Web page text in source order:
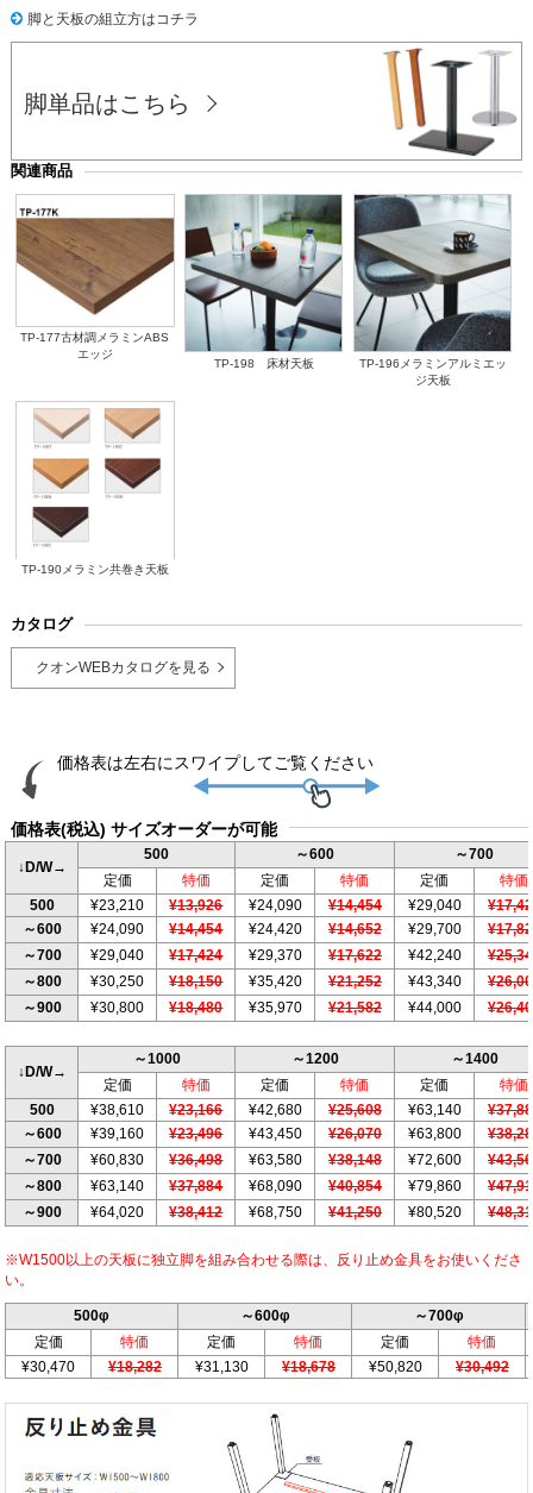
脚と天板の組立方はコチラ
脚単品はこちら
関連商品
TP-177古材調メラミンABS
エッジ
TP-198 床材天板
TP-196メラミンアルミエッ
ジ天板
TP-190メラミン共巻き天板
カタログ
クオンWEBカタログを見る
価格表(税込) サイズオーダーが可能
↓D/W→
500 ～600
～700
定価
特価 定価 特価 定価
特価
500
¥23,210 ¥13,926 ¥24,090 ¥14,454 ¥29,040
～600
¥24,090 ¥14,454 ¥24,420 ¥14,652 ¥29,700
～700
¥29,040 ¥17,424 ¥29,370 ¥17,622 ¥42,240
～800
¥30,250 ¥18,150 ¥35,420 ¥21,252 ¥43,340
～900
¥30,800 ¥18,480 ¥35,970 ¥21,582 ¥44,000
↓D/W→
～1000 ～1200
～1400
定価
特価 定価 特価 定価
特価
500
¥38,610 ¥23,166 ¥42,680 ¥25,608 ¥63,140
～600
¥39,160 ¥23,496 ¥43,450 ¥26,070 ¥63,800
～700
¥60,830 ¥36,498 ¥63,580 ¥38,148 ¥72,600
～800
¥63,140 ¥37,884 ¥68,090 ¥40,854 ¥79,860
～900
¥64,020 ¥38,412 ¥68,750 ¥41,250 ¥80,520
※W1500以上の天板に独立脚を組み合わせる際は、反り止め金具をお使いくださ
い。
500φ ～600φ
～700φ
定価
特価 定価 特価 定価
特価
¥30,470
¥18,282 ¥31,130 ¥18,678 ¥50,820 ¥30,492